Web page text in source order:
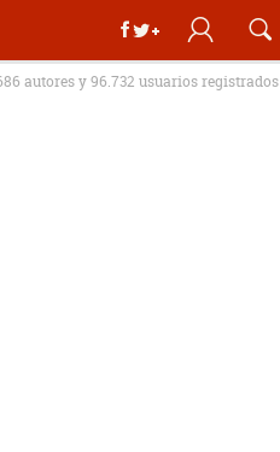
autores y 96.732 usuarios registrados